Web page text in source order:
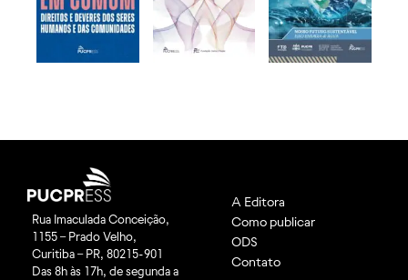
Rua Imaculada Conceição,
1155 – Prado Velho,
Curitiba – PR, 80215-901
Das 8h às 17h, de segunda a
A Editora
Como publicar
ODS
Contato